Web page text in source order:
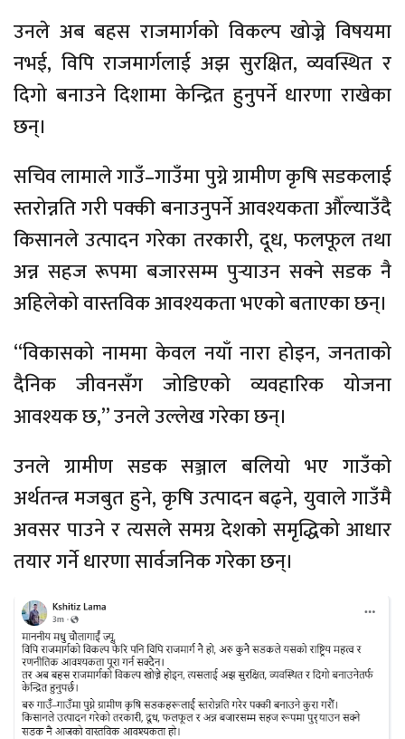
उनले अब बहस राजमार्गको विकल्प खोज्ने विषयमा
नभई, विपि राजमार्गलाई अझ सुरक्षित, व्यवस्थित र
दिगो बनाउने दिशामा केन्द्रित हुनुपर्ने धारणा राखेका
छन्।
सचिव लामाले गाउँ–गाउँमा पुग्ने ग्रामीण कृषि सडकलाई
स्तरोन्नति गरी पक्की बनाउनुपर्ने आवश्यकता औँल्याउँदै
किसानले उत्पादन गरेका तरकारी, दूध, फलफूल तथा
अन्न सहज रूपमा बजारसम्म पुर्‍याउन सक्ने सडक नै
अहिलेको वास्तविक आवश्यकता भएको बताएका छन्।
“विकासको नाममा केवल नयाँ नारा होइन, जनताको
दैनिक जीवनसँग जोडिएको व्यवहारिक योजना
आवश्यक छ,” उनले उल्लेख गरेका छन्।
उनले ग्रामीण सडक सञ्जाल बलियो भए गाउँको
अर्थतन्त्र मजबुत हुने, कृषि उत्पादन बढ्ने, युवाले गाउँमै
अवसर पाउने र त्यसले समग्र देशको समृद्धिको आधार
तयार गर्ने धारणा सार्वजनिक गरेका छन्।